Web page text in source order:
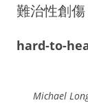
難治性創
hard-to-
Michael